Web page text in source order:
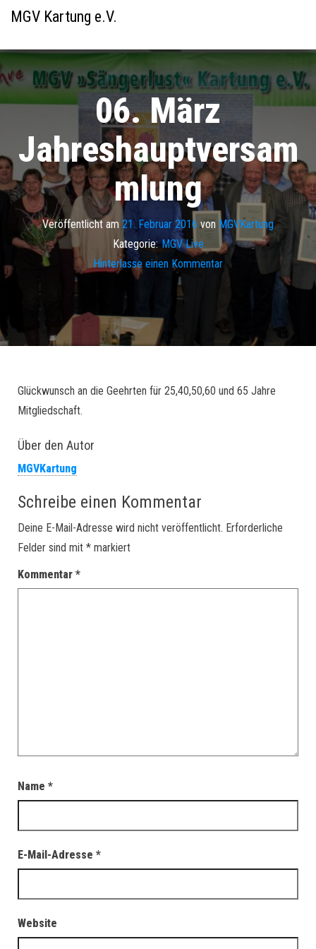
MGV Kartung e.V.
06. März
Jahreshauptversam
mlung
Veröffentlicht am 21. Februar 2016 von MGVKartung
Kategorie: MGV Live
Hinterlasse einen Kommentar
Glückwunsch an die Geehrten für 25,40,50,60 und 65 Jahre
Mitgliedschaft.
Über den Autor
MGVKartung
Schreibe einen Kommentar
Deine E-Mail-Adresse wird nicht veröffentlicht. Erforderliche
Felder sind mit * markiert
Kommentar *
Name *
E-Mail-Adresse *
Website